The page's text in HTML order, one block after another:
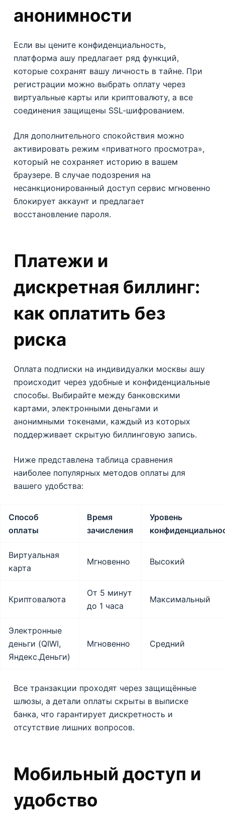
анонимности
Если вы цените конфиденциальность,
платформа ашу предлагает ряд функций,
которые сохранят вашу личность в тайне. При
регистрации можно выбрать оплату через
виртуальные карты или криптовалюту, а все
соединения защищены SSL‑шифрованием.
Для дополнительного спокойствия можно
активировать режим «приватного просмотра»,
который не сохраняет историю в вашем
браузере. В случае подозрения на
несанкционированный доступ сервис мгновенно
блокирует аккаунт и предлагает
восстановление пароля.
Платежи и
дискретная биллинг:
как оплатить без
риска
Оплата подписки на индивидуалки москвы ашу
происходит через удобные и конфиденциальные
способы. Выбирайте между банковскими
картами, электронными деньгами и
анонимными токенами, каждый из которых
поддерживает скрытую биллинговую запись.
Ниже представлена таблица сравнения
наиболее популярных методов оплаты для
вашего удобства:
Способ
оплаты
Время
зачисления
Уровень
Виртуальная
карта
Мгновенно Высокий
Криптовалюта
От 5 минут
до 1 часа
Максимальный
Электронные
деньги (QIWI,
Яндекс.Деньги)
Мгновенно Средний
Все транзакции проходят через защищённые
шлюзы, а детали оплаты скрыты в выписке
банка, что гарантирует дискретность и
отсутствие лишних вопросов.
Мобильный доступ и
удобство